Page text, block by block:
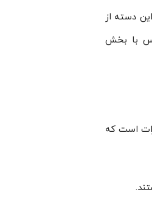
دسته از
با بخش
شده از شرکت دامون دارای گارانتی ۱۸ماهه تعمیرات است که